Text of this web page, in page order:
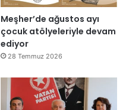
Meşher’de ağustos ayı
çocuk atölyeleriyle devam
ediyor
28 Temmuz 2026